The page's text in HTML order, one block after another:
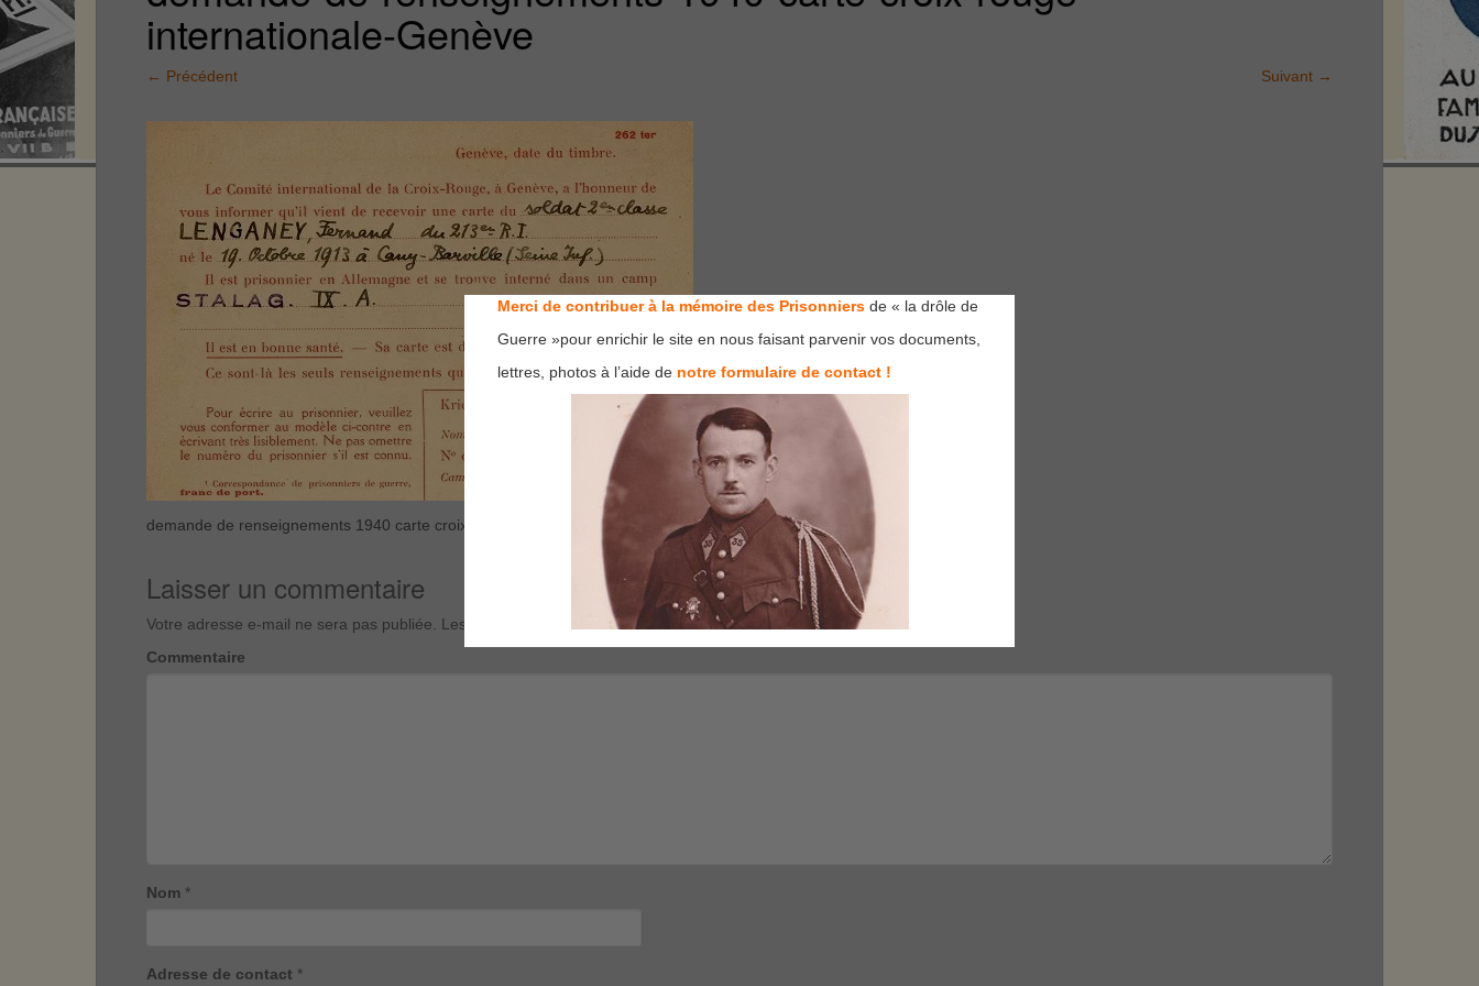
internationale-Genève
← Précédent Suivant →
demande de renseignements 1940 carte croix rouge internationale Genève
Laisser un commentaire
Votre adresse e-mail ne sera pas publiée. Les champs obligatoires sont indiqués avec
Commentaire
Nom *
Adresse de contact *
Merci de contribuer à la mémoire des Prisonniers de « la drôle de
Guerre »pour enrichir le site en nous faisant parvenir vos documents,
lettres, photos à l’aide de notre formulaire de contact !